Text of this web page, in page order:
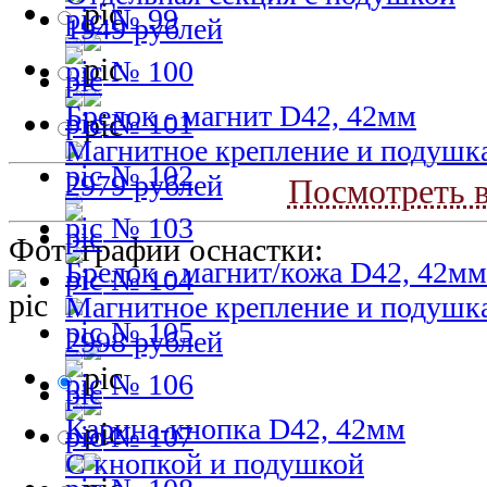
Посмотреть
Фотографии оснастки:
№ 99
№ 100
№ 101
№ 102
№ 103
№ 104
№ 105
№ 106
№ 107
1949 рублей
Брелок - магнит D42, 42мм
Магнитное крепление и
2979 рублей
Брелок - магнит/кожа D42, 42мм
Магнитное крепление и
2998 рублей
Карина-кнопка D42, 42мм
С кнопкой и подушкой